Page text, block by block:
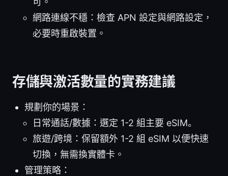
網路連線不穩：檢查 APN 設定與網路設定，
必要時重啟裝置。
存儲與激活數量的實務建議
規劃你的場景：
日常通話/數據：選定 1-2 組主要 eSIM。
旅遊/跨境：保留額外 1-2 組 eSIM 以便快速
切換，無需換實體卡。
管理策略：